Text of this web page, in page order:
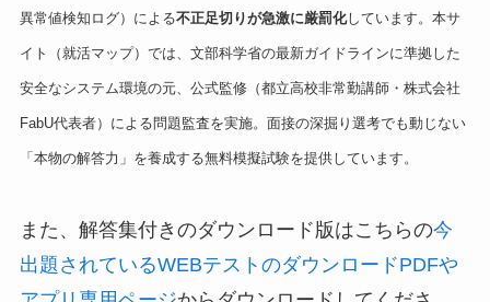
異常値検知ログ）による不正足切りが急激に厳罰化しています。本サ
イト（就活マップ）では、文部科学省の最新ガイドラインに準拠した
安全なシステム環境の元、公式監修（都立高校非常勤講師・株式会社
FabU代表者）による問題監査を実施。面接の深掘り選考でも動じない
「本物の解答力」を養成する無料模擬試験を提供しています。
また、解答集付きのダウンロード版はこちらの今
出題されているWEBテストのダウンロードPDFや